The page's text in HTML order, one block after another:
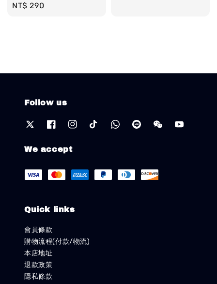
Regular
NT$ 290
Follow us
We accept
Quick links
會員條款
購物流程(付款/物流)
本店地址
退款政策
隱私條款